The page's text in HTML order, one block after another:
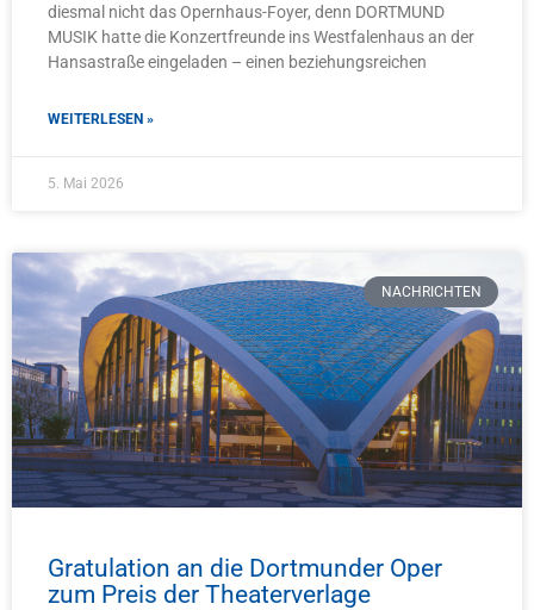
diesmal nicht das Opernhaus-Foyer, denn DORTMUND
MUSIK hatte die Konzertfreunde ins Westfalenhaus an der
Hansastraße eingeladen – einen beziehungsreichen
WEITERLESEN »
5. Mai 2026
NACHRICHTEN
Gratulation an die Dortmunder Oper
zum Preis der Theaterverlage